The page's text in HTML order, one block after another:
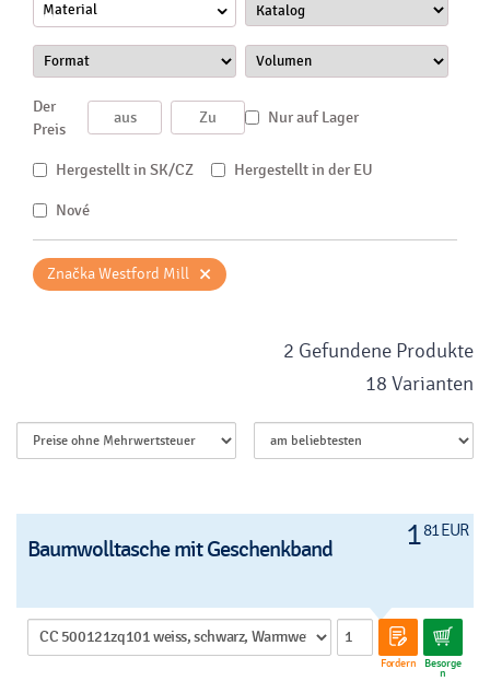
Material
Der
Preis
Nur auf Lager
Hergestellt in SK/CZ Hergestellt in der EU
Nové
Značka Westford Mill ×
2 Gefundene Produkte
18 Varianten
181 EUR
Baumwolltasche mit Geschenkband
Fordern Besorge
n